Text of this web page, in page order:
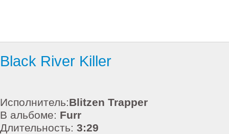
Black River Killer
Исполнитель:Blitzen Trapper
В альбоме: Furr
Длительность: 3:29